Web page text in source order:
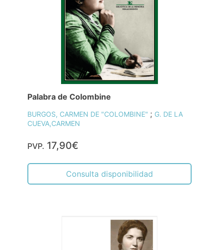
Palabra de Colombine
BURGOS, CARMEN DE "COLOMBINE" ; G. DE LA
CUEVA,CARMEN
PVP. 17,90€
Consulta disponibilidad